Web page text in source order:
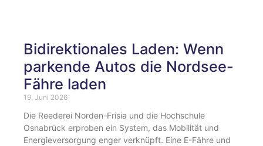
Bidirektionales Laden: Wenn
parkende Autos die Nordsee-
Fähre laden
19. Juni 2026
Die Reederei Norden-Frisia und die Hochschule
Osnabrück erproben ein System, das Mobilität und
Energieversorgung enger verknüpft. Eine E-Fähre und